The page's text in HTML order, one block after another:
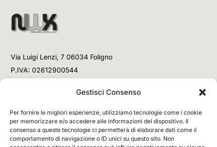
Gestisci Consenso
Per fornire le migliori esperienze, utilizziamo tecnologie come i cookie
per memorizzare e/o accedere alle informazioni del dispositivo. Il
consenso a queste tecnologie ci permetterà di elaborare dati come il
comportamento di navigazione o ID unici su questo sito. Non
Via Luigi Lenzi, 7 06034 Foligno
P.IVA: 02612900544
+39 3477853708 (Chiamata)
Email